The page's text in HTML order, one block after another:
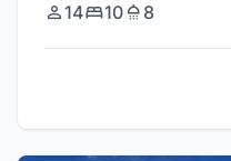
14 10 8